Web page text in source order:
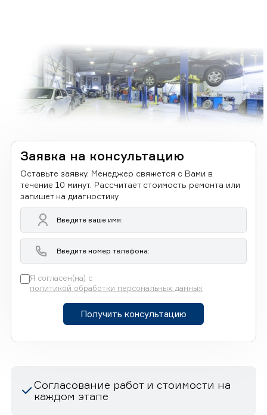
Заявка на консультацию
Оставьте заявку. Менеджер свяжется с Вами в
течение 10 минут. Рассчитает стоимость ремонта или
запишет на диагностику
Я согласен(на) с
политикой обработки персональных данных
Получить консультацию
Согласование работ и стоимости на
каждом этапе